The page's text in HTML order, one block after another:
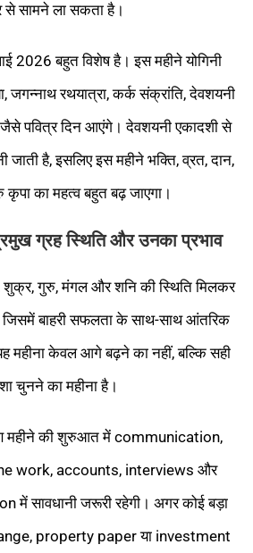
से सामने ला सकता है।
2026 बहुत विशेष है। इस महीने योगिनी
जगन्नाथ रथयात्रा, कर्क संक्रांति, देवशयनी
जैसे पवित्र दिन आएंगे। देवशयनी एकादशी से
जाती है, इसलिए इस महीने भक्ति, व्रत, दान,
का महत्व बहुत बढ़ जाएगा।
ग्रह स्थिति और उनका प्रभाव
शुक्र, गुरु, मंगल और शनि की स्थिति मिलकर
जिसमें बाहरी सफलता के साथ-साथ आंतरिक
महीना केवल आगे बढ़ने का नहीं, बल्कि सही
चुनने का महीना है।
महीने की शुरुआत में communication,
work, accounts, interviews और
सावधानी जरूरी रहेगी। अगर कोई बड़ा
property paper या investment